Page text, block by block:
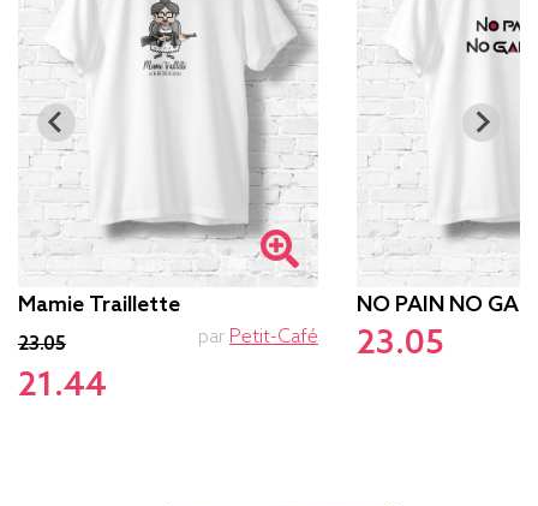
Mamie Traillette
23.05
21.44
par Petit-Café
NO PAIN NO
23.05